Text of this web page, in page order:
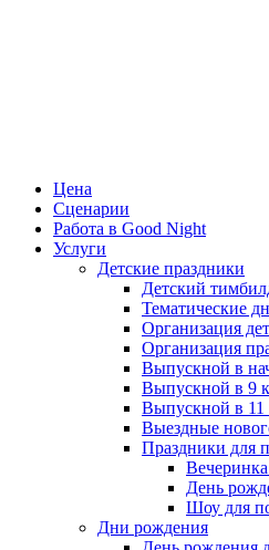
Цена
Сценарии
Работа в Good Night
Услуги
Детские праздники
Детский
Тематические
Организация
Организация
Выпускной в
Выпускной в 9
Выпускной в 11
Выездные
Праздники для
День
Шоу для
Дни рождения